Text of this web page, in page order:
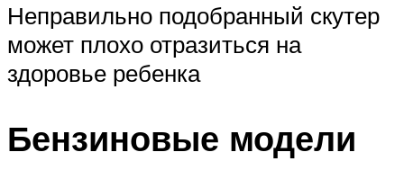
Неправильно подобранный скутер
может плохо отразиться на
здоровье ребенка
Бензиновые модели